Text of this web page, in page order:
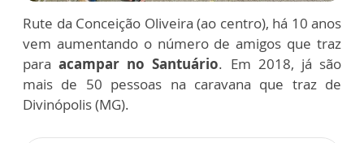
Rute da Conceição Oliveira (ao centro), há 10 anos
vem aumentando o número de amigos que traz
paraacampar no Santuário. Em 2018, já são
mais de 50 pessoas na caravana que traz de
Divinópolis (MG).